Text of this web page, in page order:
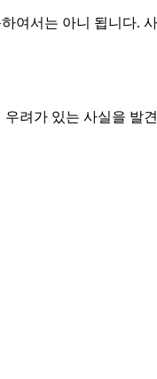
서는 아니 됩니다.
려가 있는 사실을 발